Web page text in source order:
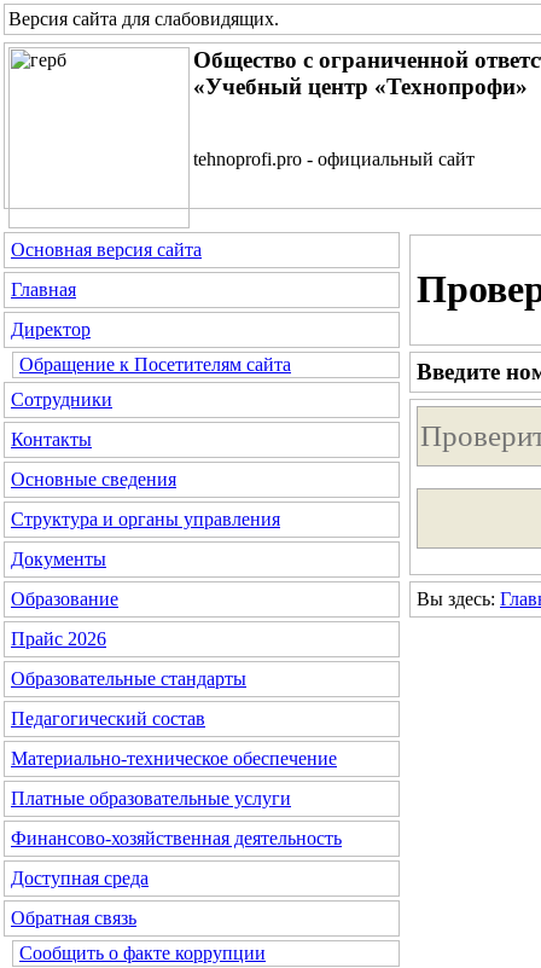
Версия сайта для слабовидящих.
Общество с ограниченной
«Учебный центр «Технопрофи»
tehnoprofi.pro - официальный сайт
Основная версия сайта
Главная
Директор
Обращение к Посетителям сайта
Сотрудники
Контакты
Основные сведения
Структура и органы управления
Документы
Образование
Прайс 2026
Образовательные стандарты
Педагогический состав
Материально-техническое обеспечение
Платные образовательные услуги
Финансово-хозяйственная деятельность
Доступная среда
Обратная связь
Сообщить о факте коррупции
Введите
Вы здесь: